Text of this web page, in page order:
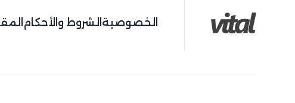
الخصوصية الشروط والأحكام